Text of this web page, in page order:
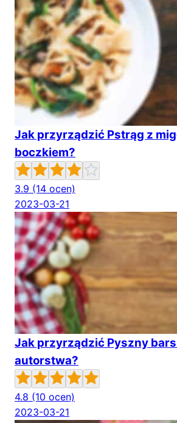
Jak przyrządzić Pstrąg z
boczkiem?
3.9 (14 ocen)
2023-03-21
Jak przyrządzić Pyszny
autorstwa?
4.8 (10 ocen)
2023-03-21